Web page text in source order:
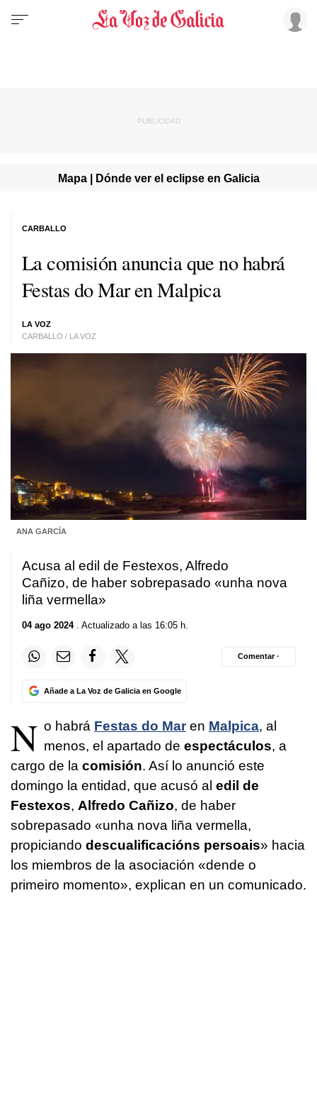
Mapa | Dónde ver el eclipse en Galicia
La comisión anuncia que no habrá
Festas do Mar en Malpica
LA VOZ
CARBALLO / LA VOZ
CARBALLO
ANA GARCÍA
Acusa al edil de Festexos, Alfredo
Cañizo, de haber sobrepasado «unha nova
liña vermella»
04 ago 2024. Actualizado a las 16:05 h.
Añade a La Voz de Galicia en Google
Comentar ·
N o habrá Festas do Maren Malpica, al
menos, el apartado de espectáculos, a
cargo de la comisión. Así lo anunció este
domingo la entidad, que acusó al edil de
Festexos, Alfredo Cañizo, de haber
sobrepasado «unha nova liña vermella,
propiciando descualificacións persoais» hacia
los miembros de la asociación «dende o
primeiro momento», explican en un comunicado.